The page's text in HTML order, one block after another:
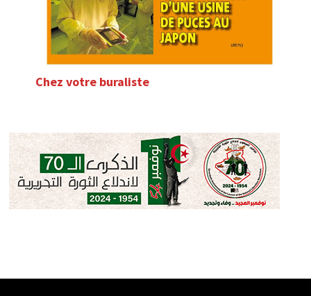
Chez votre buraliste